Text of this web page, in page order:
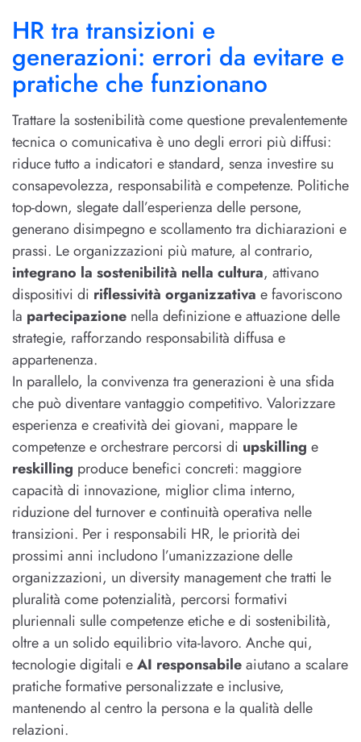
HR tra transizioni e
generazioni: errori da evitare e
pratiche che funzionano
Trattare la sostenibilità come questione prevalentemente
tecnica o comunicativa è uno degli errori più diffusi:
riduce tutto a indicatori e standard, senza investire su
consapevolezza, responsabilità e competenze. Politiche
top-down, slegate dall’esperienza delle persone,
generano disimpegno e scollamento tra dichiarazioni e
prassi. Le organizzazioni più mature, al contrario,
integrano la sostenibilità nella cultura, attivano
dispositivi di riflessività organizzativa e favoriscono
la partecipazione nella definizione e attuazione delle
strategie, rafforzando responsabilità diffusa e
appartenenza.
In parallelo, la convivenza tra generazioni è una sfida
che può diventare vantaggio competitivo. Valorizzare
esperienza e creatività dei giovani, mappare le
competenze e orchestrare percorsi di upskilling e
reskilling produce benefici concreti: maggiore
capacità di innovazione, miglior clima interno,
riduzione del turnover e continuità operativa nelle
transizioni. Per i responsabili HR, le priorità dei
prossimi anni includono l’umanizzazione delle
organizzazioni, un diversity management che tratti le
pluralità come potenzialità, percorsi formativi
pluriennali sulle competenze etiche e di sostenibilità,
oltre a un solido equilibrio vita-lavoro. Anche qui,
tecnologie digitali eAI responsabileaiutano a scalare
pratiche formative personalizzate e inclusive,
mantenendo al centro la persona e la qualità delle
relazioni.